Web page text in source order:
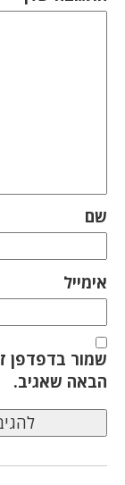
שם
אימייל
שמור בדפדפן
הבאה שאגיב.